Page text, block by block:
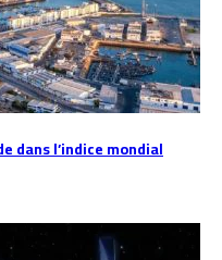
dans l’indice mondial